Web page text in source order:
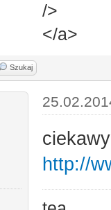
/>
</a>
Szukaj
ciekawy
http://